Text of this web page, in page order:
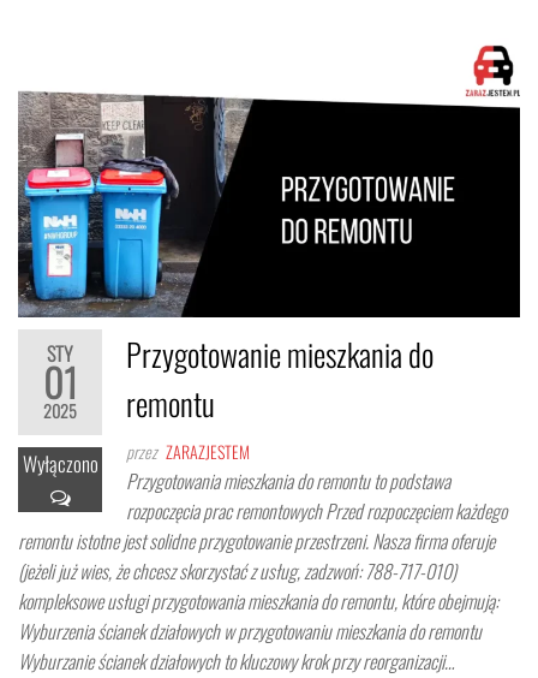
STY
01
2025
Wyłączono
Przygotowanie mieszkania do
remontu
przez ZARAZJESTEM
Przygotowania mieszkania do remontu to podstawa
rozpoczęcia prac remontowych Przed rozpoczęciem każdego
remontu istotne jest solidne przygotowanie przestrzeni. Nasza firma oferuje
(jeżeli już wies, że chcesz skorzystać z usług, zadzwoń: 788-717-010)
kompleksowe usługi przygotowania mieszkania do remontu, które obejmują:
Wyburzenia ścianek działowych w przygotowaniu mieszkania do remontu
Wyburzanie ścianek działowych to kluczowy krok przy reorganizacji…